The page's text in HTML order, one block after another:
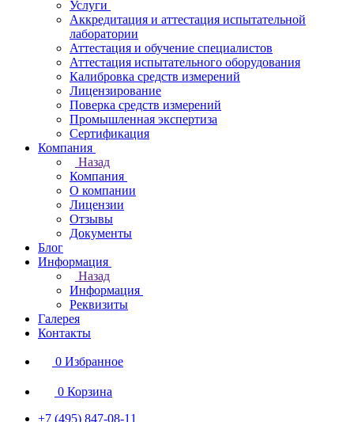
Услуги
Аккредитация и аттестация испытательной
лаборатории
Аттестация и обучение специалистов
Аттестация испытательного оборудования
Калибровка средств измерений
Лицензирование
Поверка средств измерений
Промышленная экспертиза
Сертификация
Компания
Назад
Компания
О компании
Лицензии
Отзывы
Документы
Блог
Информация
Назад
Информация
Реквизиты
Галерея
Контакты
0 Избранное
0 Корзина
+7 (495) 847-08-11